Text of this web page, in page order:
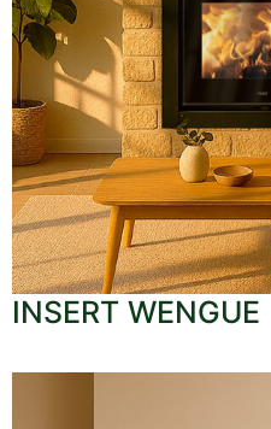
INSERT WENGUE